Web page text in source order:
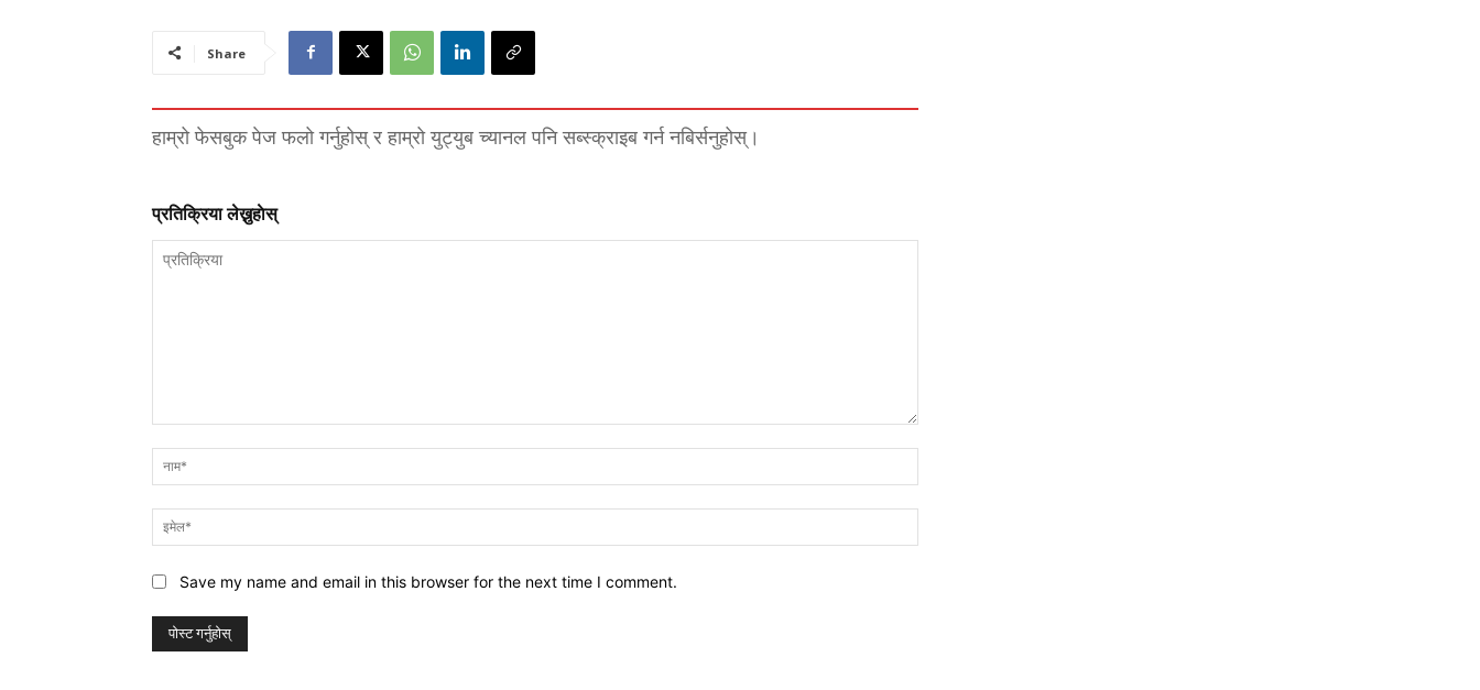
Share
हाम्रो फेसबुक पेज फलो गर्नुहोस् र हाम्रो युट्युब च्यानल पनि सब्स्क्राइब गर्न नबिर्सनुहोस्।
प्रतिक्रिया लेख्नुहाेस्
Save my name and email in this browser for the next time I comment.